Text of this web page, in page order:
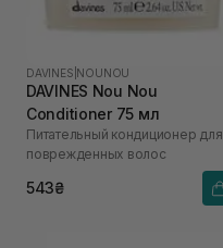
DAVINES NOUNOU
DAVINES Nou Nou
Conditioner 75 мл
Питательный кондиционер для
поврежденных волос
543₴